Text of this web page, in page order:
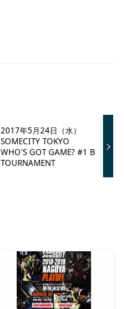
2017年5月24日（水）
SOMECITY TOKYO
WHO'S GOT GAME? #1 B
TOURNAMENT